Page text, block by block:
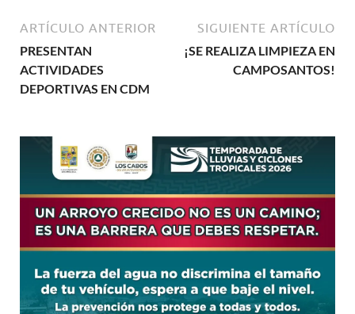
ARTÍCULO ANTERIOR
PRESENTAN
ACTIVIDADES
DEPORTIVAS EN CDM
SIGUIENTE ARTÍCULO
¡SE REALIZA LIMPIEZA EN
CAMPOSANTOS!